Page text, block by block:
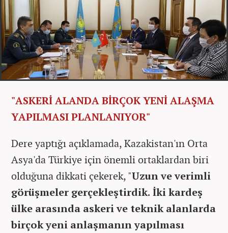
"ASKERİ ALANDA BİRÇOK YENİ ALAŞMA
YAPILMASI PLANLANIYOR"
Dere yaptığı açıklamada, Kazakistan'ın Orta
Asya'da Türkiye için önemli ortaklardan biri
olduğuna dikkati çekerek, "Uzun ve verimli
görüşmeler gerçekleştirdik. İki kardeş
ülke arasında askeri ve teknik alanlarda
birçok yeni anlaşmanın yapılması